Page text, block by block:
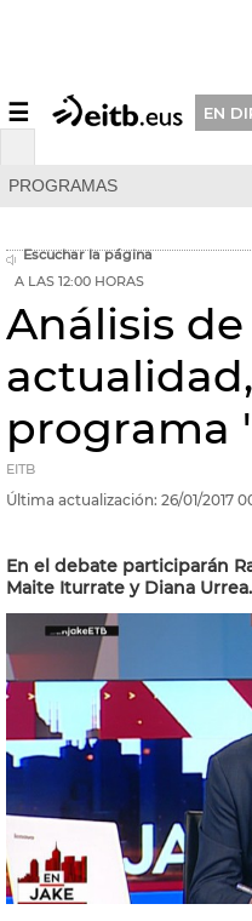
☰ EN
PROGRAMAS
Escuchar la página
A LAS 12:00 HORAS
Análisis de
programa
EITB
Última actualización: 26/01/2017
En el debate participarán
Maite Iturrate y Diana Urrea.